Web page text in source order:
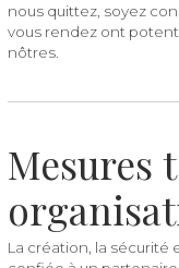
nous quittez, soyez
vous rendez ont
nôtres.
Mesures
La création, la